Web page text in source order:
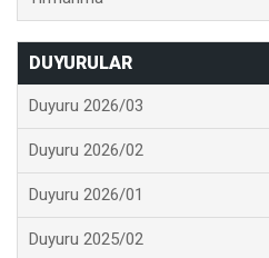
DUYURULAR
Duyuru 2026/03
Duyuru 2026/02
Duyuru 2026/01
Duyuru 2025/02